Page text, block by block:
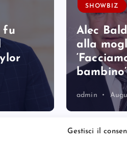
Gestisci il
fu
SHOWBIZ
Alec
alla
bambino’
admin